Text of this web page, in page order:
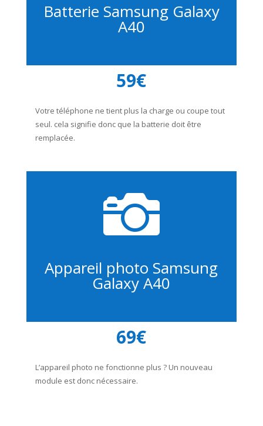
Batterie Samsung Galaxy
A40
59€
Votre téléphone ne tient plus la charge ou coupe tout
seul. cela signifie donc que la batterie doit être
remplacée.

Appareil photo Samsung
Galaxy A40
69€
L’appareil photo ne fonctionne plus ? Un nouveau
module est donc nécessaire.